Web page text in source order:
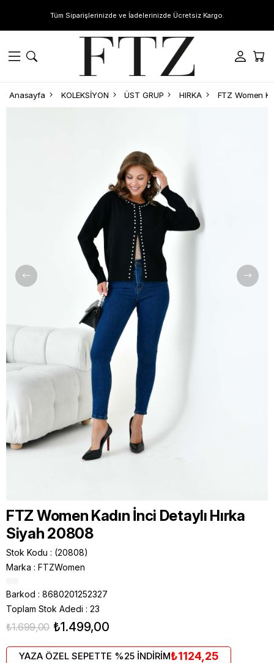
Tüm Siparişlerinizde ve İadelerinizde Ücretsiz Kargo.
Anasayfa KOLEKSİYON ÜST GRUP HIRKA FTZ Women
FTZ Women Kadın İnci Detaylı Hırka
Siyah 20808
Stok Kodu
(20808)
Marka : FTZWomen
Barkod : 8680201252327
Toplam Stok Adedi : 23
₺1.699,00 ₺1.499,00
YAZA ÖZEL SEPETTE %25 İNDİRİM₺1124,25